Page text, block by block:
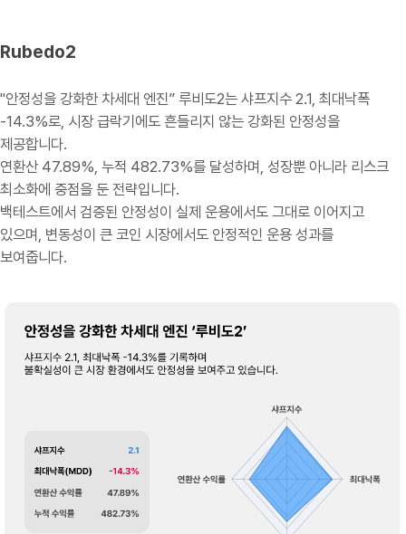
Rubedo2
"안정성을 강화한 차세대 엔진” 루비도2는 샤프지수 2.1, 최대낙폭
-14.3%로, 시장 급락기에도 흔들리지 않는 강화된 안정성을
제공합니다.
연환산 47.89%, 누적 482.73%를 달성하며, 성장뿐 아니라 리스크
최소화에 중점을 둔 전략입니다.
백테스트에서 검증된 안정성이 실제 운용에서도 그대로 이어지고
있으며, 변동성이 큰 코인 시장에서도 안정적인 운용 성과를
보여줍니다.